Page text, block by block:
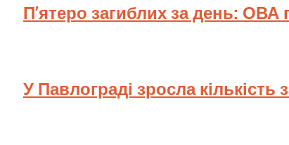
П’ятеро загиблих за день:
У Павлограді зросла кількість